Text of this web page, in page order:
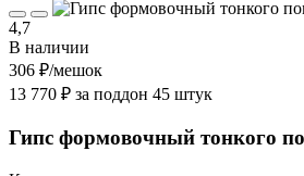
4,7
В наличии
306 ₽/мешок
13 770 ₽ за поддон 45 штук
Гипс формовочный тонкого